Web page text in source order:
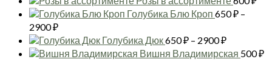
Голубика Блю Кроп 650₽ –
2900₽Диапазон
цен:
650 ₽
Голубика Дюк650₽ – 2900₽Диапазон
цен:
Вишня Владимирская 500₽